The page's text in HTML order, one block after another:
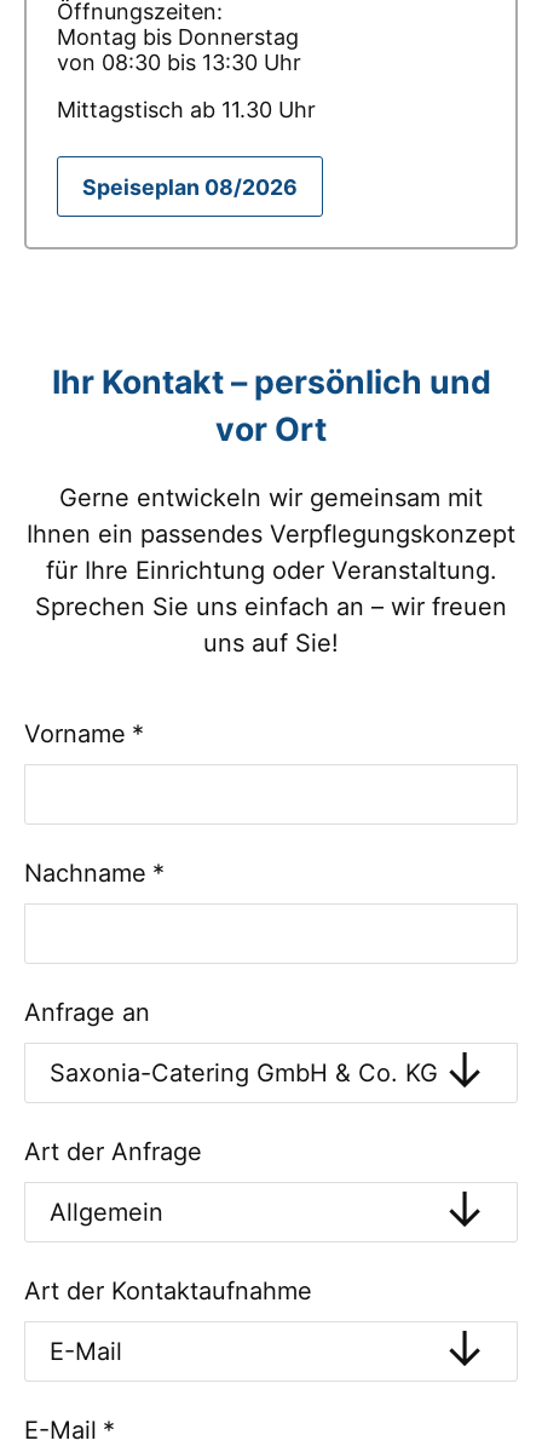
Öffnungszeiten:
Montag bis Donnerstag
von 08:30 bis 13:30 Uhr
Mittagstisch ab 11.30 Uhr
Speiseplan 08/2026
Ihr Kontakt – persönlich und
vor Ort
Gerne entwickeln wir gemeinsam mit
Ihnen ein passendes Verpflegungskonzept
für Ihre Einrichtung oder Veranstaltung.
Sprechen Sie uns einfach an – wir freuen
uns auf Sie!
Vorname *
Nachname *
Anfrage an
Art der Anfrage
Art der Kontaktaufnahme
E-Mail *